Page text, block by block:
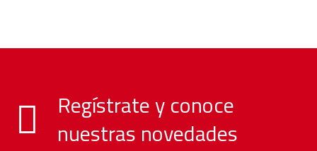
Regístrate y conoce
nuestras novedades